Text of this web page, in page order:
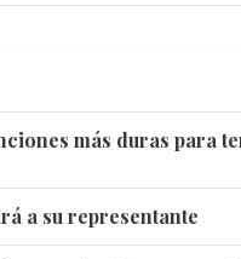
más duras para
a su representante